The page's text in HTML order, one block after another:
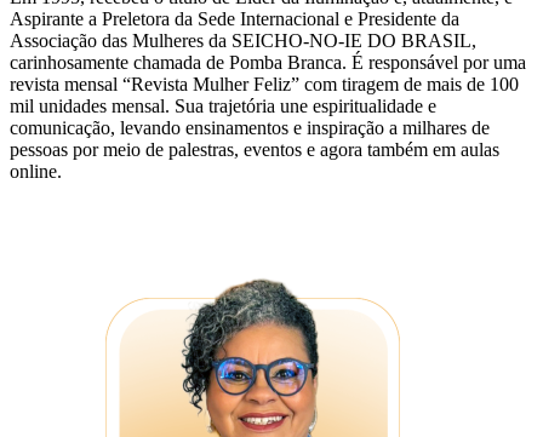
Aspirante a Preletora da Sede Internacional e Presidente da
Associação das Mulheres da SEICHO-NO-IE DO BRASIL,
carinhosamente chamada de Pomba Branca. É responsável por uma
revista mensal “Revista Mulher Feliz” com tiragem de mais de 100
mil unidades mensal. Sua trajetória une espiritualidade e
comunicação, levando ensinamentos e inspiração a milhares de
pessoas por meio de palestras, eventos e agora também em aulas
online.